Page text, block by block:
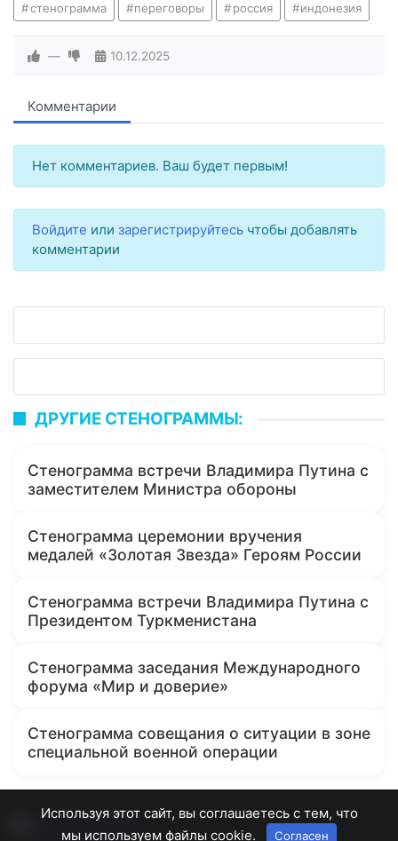
стенограмма переговоры россия индонезия
— 10.12.2025
Комментарии
Нет комментариев. Ваш будет первым!
Войдите или зарегистрируйтесь чтобы добавлять
комментарии
ДРУГИЕ СТЕНОГРАММЫ:
Стенограмма встречи Владимира Путина с
заместителем Министра обороны
Стенограмма церемонии вручения
медалей «Золотая Звезда» Героям России
Стенограмма встречи Владимира Путина с
Президентом Туркменистана
Стенограмма заседания Международного
форума «Мир и доверие»
Стенограмма совещания о ситуации в зоне
специальной военной операции
Используя этот сайт, вы соглашаетесь с тем, что
мы используем файлы cookie.
Согласен